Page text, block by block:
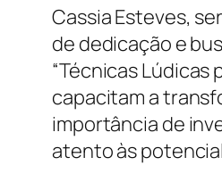
Cassia Esteves,
de dedicação e
“Técnicas Lúdicas
capacitam a
importância de
atento às